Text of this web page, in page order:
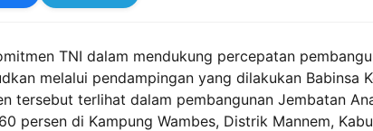
TNI dalam mendukung percepatan
melalui pendampingan yang dilakukan Babinsa
tersebut terlihat dalam pembangunan Jembatan
persen di Kampung Wambes, Distrik Mannem,